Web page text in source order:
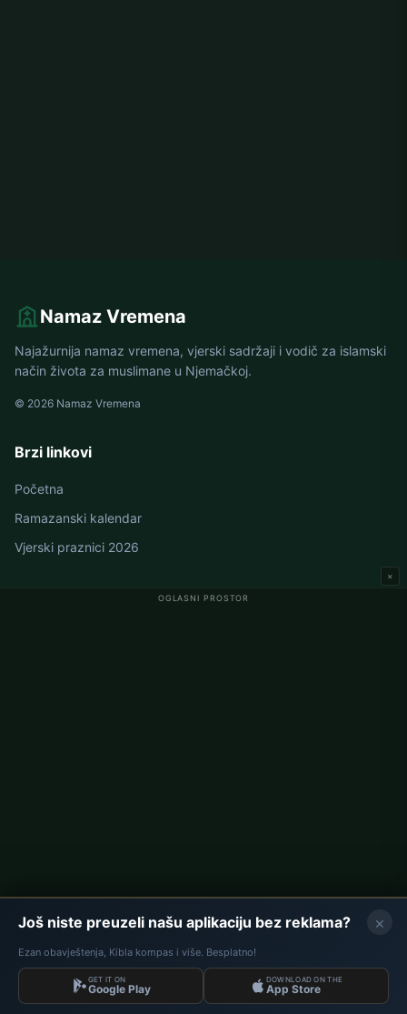
OGLASNI PROSTOR
×
Namaz Vremena
Najažurnija namaz vremena, vjerski sadržaji i vodič za islamski
način života za muslimane u Njemačkoj.
© 2026 Namaz Vremena
Brzi linkovi
Početna
Ramazanski kalendar
Vjerski praznici 2026
Namaz vremena u Njemačkoj
Podaci: Diyanet İşleri Başkanlığı | Namaz Vremena © 2026
×
Još niste preuzeli našu aplikaciju bez reklama?
Ezan obavještenja, Kibla kompas i više. Besplatno!
GET IT ON
Google Play
DOWNLOAD ON THE
App Store